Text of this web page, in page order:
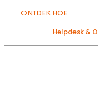
ONTDEK HOE
Helpdesk &